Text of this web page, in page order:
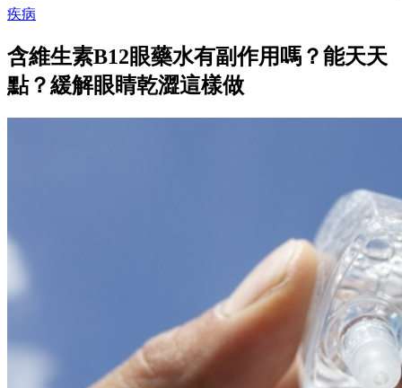
疾病
含維生素B12眼藥水有副作用嗎？能天天
點？緩解眼睛乾澀這樣做